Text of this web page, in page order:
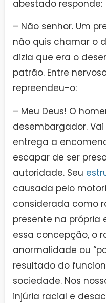
abestado responde:
– Não senhor. Um
não quis chamar o
dizia que era o
patrão. Entre
repreendeu-o:
– Meu Deus! O
desembargador.
entrega a
escapar de ser
autoridade. Seu
causada pelo
considerada como
presente na própria
essa concepção, o
anormalidade ou
resultado do
sociedade. Nos
injúria racial e